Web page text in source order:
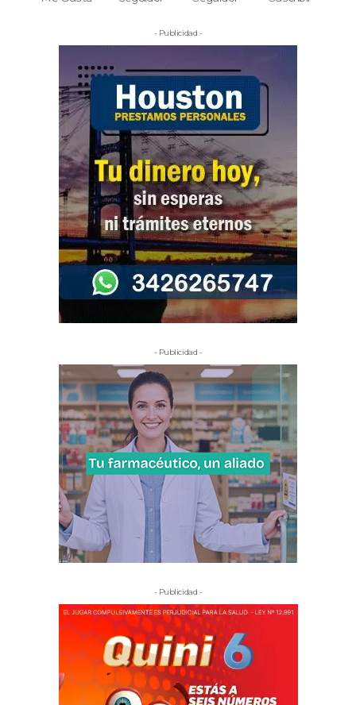
- Publicidad -
- Publicidad -
- Publicidad -